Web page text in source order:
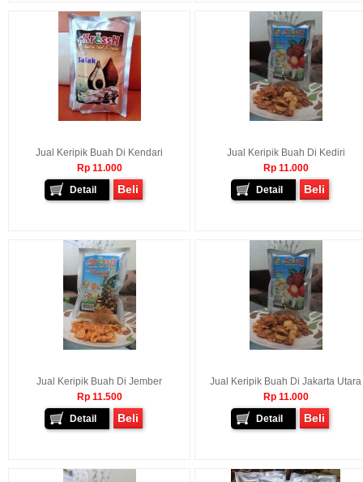
Jual Keripik Buah Di Kendari
Rp 11.000
Detail
Beli
Jual Keripik Buah Di Kediri
Rp 11.000
Detail
Beli
Jual Keripik Buah Di Jember
Rp 11.500
Detail
Beli
Jual Keripik Buah Di Jakarta Utara
Rp 11.000
Detail
Beli